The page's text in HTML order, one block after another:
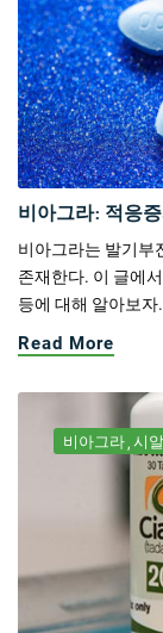
비아그라: 적응
비아그라는 발기부
존재한다. 이 글에
등에 대해 알아보자.
Read More
비아그라 시